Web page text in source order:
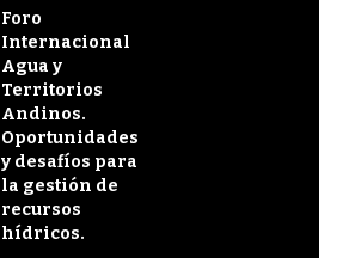
Post
navigation
Foro
Internacional
Agua y
Territorios
Andinos.
Oportunidades
y desafíos para
la gestión de
recursos
hídricos.